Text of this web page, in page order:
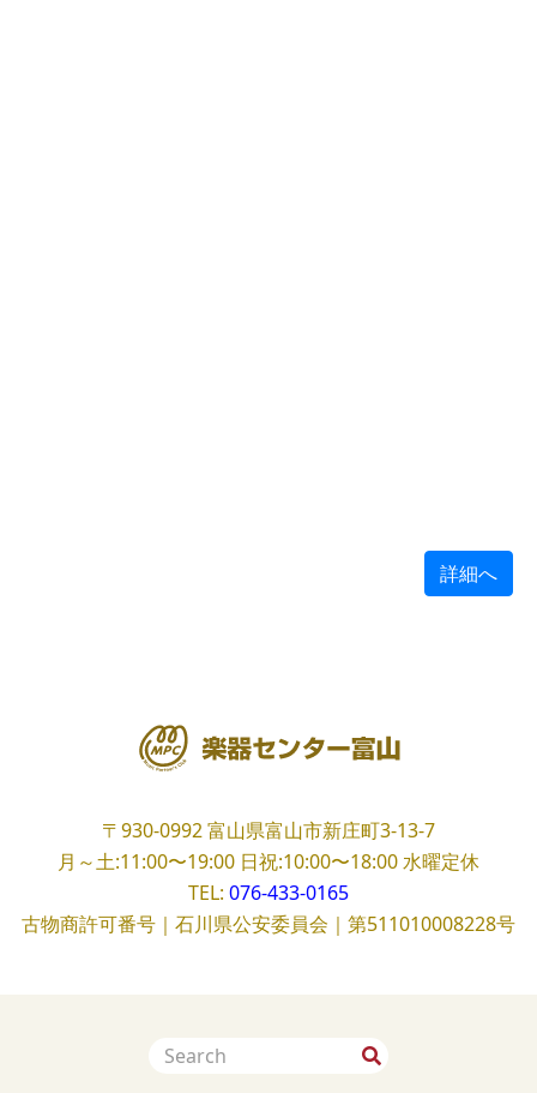
詳細へ
〒930-0992富山県富山市新庄町3-13-7
月～土:11:00〜19:00 日祝:10:00〜18:00水曜定休
TEL: 076-433-0165
古物商許可番号｜石川県公安委員会｜第511010008228号